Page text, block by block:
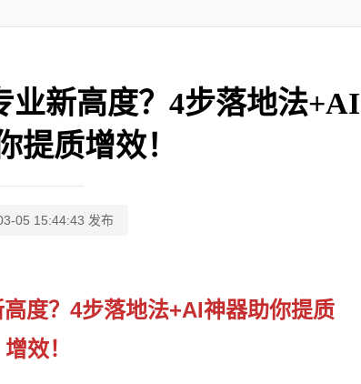
业新高度？4步落地法+AI
提质增效！
05 15:44:43 发布
度？4步落地法+AI神器助你提质
增效！